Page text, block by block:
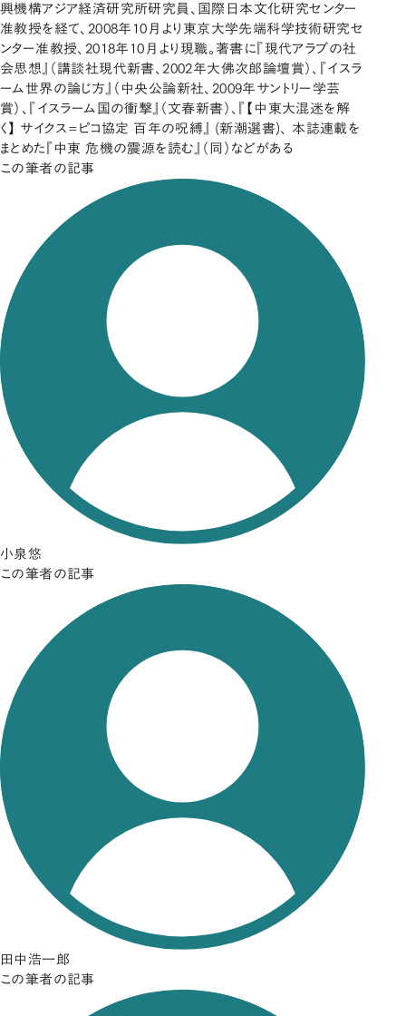
興機構アジア経済研究所研究員、国際日本文化研究センター
准教授を経て、2008年10月より東京大学先端科学技術研究セ
ンター准教授、2018年10月より現職。著書に『現代アラブの社
会思想』（講談社現代新書、2002年大佛次郎論壇賞）、『イスラ
ーム世界の論じ方』（中央公論新社、2009年サントリー学芸
賞）、『イスラーム国の衝撃』（文春新書）、『【中東大混迷を解
く】 サイクス=ピコ協定 百年の呪縛』 (新潮選書)、 本誌連載を
まとめた『中東 危機の震源を読む』（同）などがある
この筆者の記事
小泉悠
この筆者の記事
田中浩一郎
この筆者の記事